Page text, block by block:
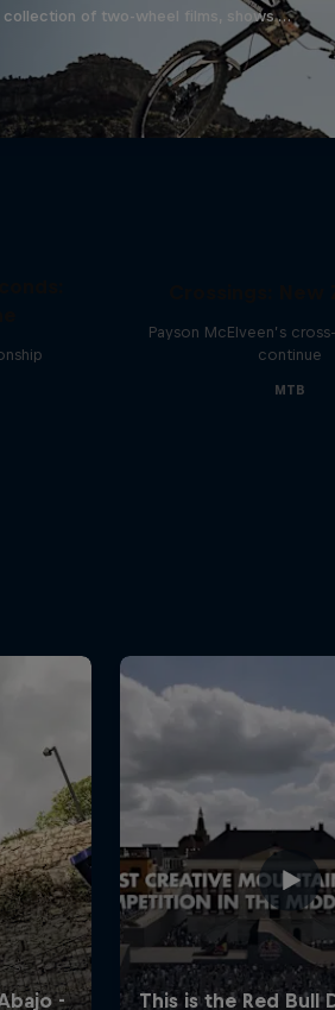
collection of two-wheel films, shows …
Payson McElveen’s
continue
MTB